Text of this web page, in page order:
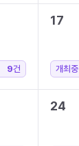
9건
17
개최중
24